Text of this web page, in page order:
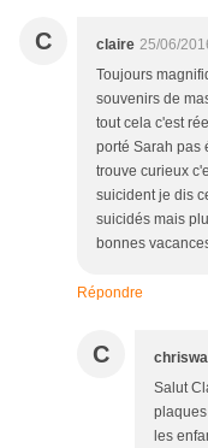
C claire 25/06/
Toujours
souvenirs de
tout cela c'est
porté Sarah pas
trouve curieux
suicident je dis
suicidés mais
bonnes
Répondre
C
Salut
les